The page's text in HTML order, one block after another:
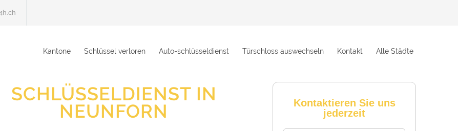
Kantone Schlüssel verloren Auto-schlüsseldienst Türschloss auswechseln Kontakt Alle Städte
SCHLÜSSELDIENST IN
NEUNFORN
Kontaktieren Sie uns
jederzeit